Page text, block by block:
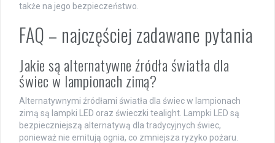
także na jego bezpieczeństwo.
FAQ – najczęściej zadawane pytania
Jakie są alternatywne źródła światła dla
świec w lampionach zimą?
Alternatywnymi źródłami światła dla świec w lampionach
zimą są lampki LED oraz świeczki tealight. Lampki LED są
bezpieczniejszą alternatywą dla tradycyjnych świec,
ponieważ nie emitują ognia, co zmniejsza ryzyko pożaru.